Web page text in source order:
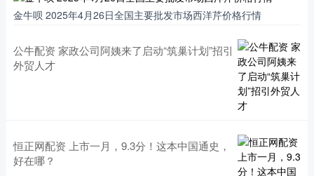
金牛呗 2025年4月26日全国主要批发市场西洋芹价格行情
公牛配资 家政公司阿姨来了启动“筑巢计划”招引
外贸人才
恒正网配资 上市一月，9.3分！这本中国通史，
好在哪？